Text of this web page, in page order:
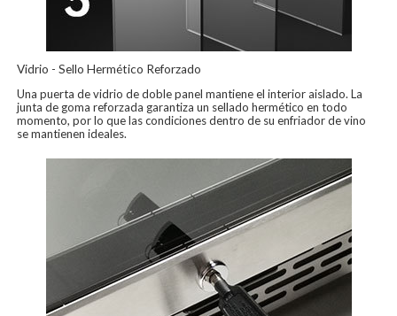
Vidrio - Sello Hermético Reforzado
Una puerta de vidrio de doble panel mantiene el interior aislado. La
junta de goma reforzada garantiza un sellado hermético en todo
momento, por lo que las condiciones dentro de su enfriador de vino
se mantienen ideales.